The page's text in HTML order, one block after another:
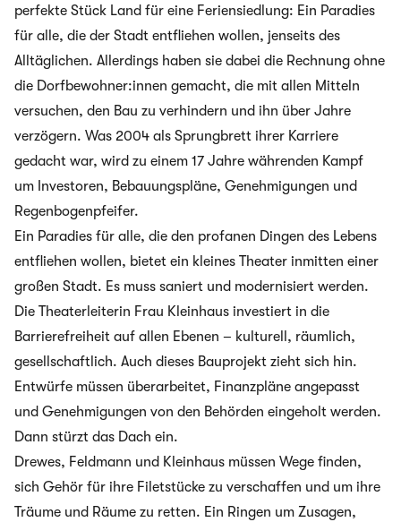
perfekte Stück Land für eine Feriensiedlung: Ein Paradies
für alle, die der Stadt entfliehen wollen, jenseits des
Alltäglichen. Allerdings haben sie dabei die Rechnung ohne
die Dorfbewohner:innen gemacht, die mit allen Mitteln
versuchen, den Bau zu verhindern und ihn über Jahre
verzögern. Was 2004 als Sprungbrett ihrer Karriere
gedacht war, wird zu einem 17 Jahre währenden Kampf
um Investoren, Bebauungspläne, Genehmigungen und
Regenbogenpfeifer.
Ein Paradies für alle, die den profanen Dingen des Lebens
entfliehen wollen, bietet ein kleines Theater inmitten einer
großen Stadt. Es muss saniert und modernisiert werden.
Die Theaterleiterin Frau Kleinhaus investiert in die
Barrierefreiheit auf allen Ebenen – kulturell, räumlich,
gesellschaftlich. Auch dieses Bauprojekt zieht sich hin.
Entwürfe müssen überarbeitet, Finanzpläne angepasst
und Genehmigungen von den Behörden eingeholt werden.
Dann stürzt das Dach ein.
Drewes, Feldmann und Kleinhaus müssen Wege finden,
sich Gehör für ihre Filetstücke zu verschaffen und um ihre
Träume und Räume zu retten. Ein Ringen um Zusagen,